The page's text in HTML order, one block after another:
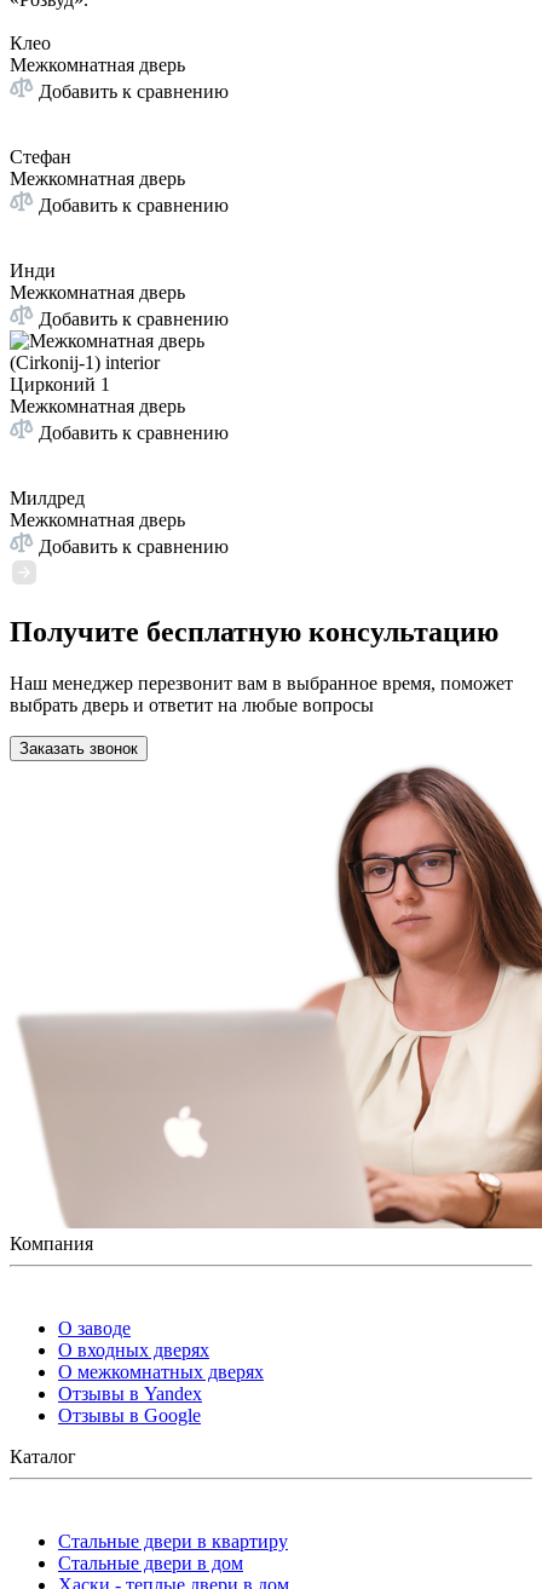
Клео
Межкомнатная дверь
Добавить к сравнению
Стефан
Межкомнатная дверь
Добавить к сравнению
Инди
Межкомнатная дверь
Добавить к сравнению
Цирконий 1
Межкомнатная дверь
Добавить к сравнению
Милдред
Межкомнатная дверь
Добавить к сравнению
Получите бесплатную консультацию
Наш менеджер перезвонит вам в выбранное время, поможет
выбрать дверь и ответит на любые вопросы
Заказать звонок
Компания
О заводе
О входных дверях
О межкомнатных дверях
Отзывы в Yandex
Отзывы в Google
Каталог
Стальные двери в квартиру
Стальные двери в дом